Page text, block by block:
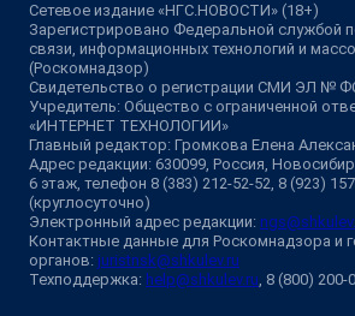
Сетевое издание «НГС.НОВОСТИ» (18+)
Зарегистрировано Федеральной службой
связи, информационных технологий и
(Роскомнадзор)
Свидетельство о регистрации СМИ ЭЛ №
Учредитель: Общество с ограниченной
«ИНТЕРНЕТ ТЕХНОЛОГИИ»
Главный редактор: Громкова Елена
Адрес редакции: 630099, Россия,
6 этаж, телефон 8 (383) 212-52-52, 8 (923)
(круглосуточно)
Электронный адрес редакции:
Контактные данные для Роскомнадзора и
органов: juristnsk@shkulev.ru
Техподдержка: help@shkulev.ru, 8 (800) 200-